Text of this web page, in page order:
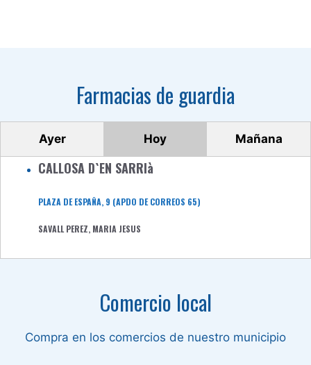
Farmacias de guardia
Ayer Hoy Mañana
CALLOSA D`EN SARRIà
PLAZA DE ESPAÑA, 9 (APDO DE CORREOS 65)
SAVALL PEREZ, MARIA JESUS
Comercio local
Compra en los comercios de nuestro municipio